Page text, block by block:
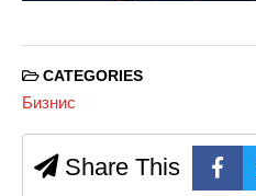
CATEGORIES
Бизнис
Share This